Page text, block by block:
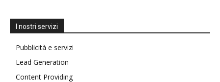
I nostri servizi
Pubblicità e servizi
Lead Generation
Content Providing